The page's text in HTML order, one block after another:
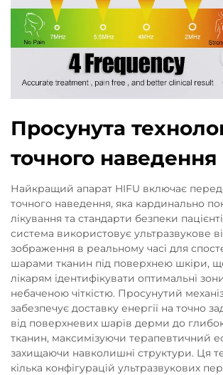
Просунута
точного наведення
Найкращий апарат HIFU включає
точного наведення, яка кардинально
лікування та стандарти безпеки
система використовує ультразвукове
зображення в реальному часі для
шарами тканин під поверхнею шкіри,
лікарям ідентифікувати оптимальні
небаченою чіткістю. Просунутий
забезпечує доставку енергії на точно
від поверхневих шарів дерми до
тканин, максимізуючи терапевтичний
захищаючи навколишні структури. Ця
кілька конфігурацій ультразвукових